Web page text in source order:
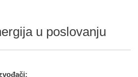
u poslovanju